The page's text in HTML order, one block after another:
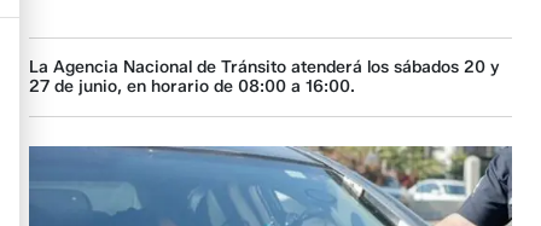
La Agencia Nacional de Tránsito atenderá los sábados 20 y
27 de junio, en horario de 08:00 a 16:00.